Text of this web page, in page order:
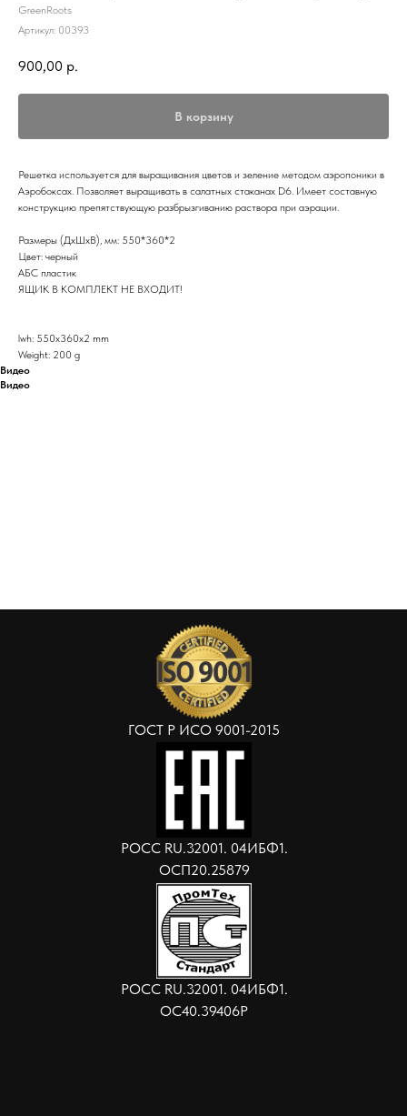
GreenRoots
Артикул: 00393
900,00 р.
В корзину
Решетка используется для выращивания цветов и зеление методом аэропоники в
Аэробоксах. Позволяет выращивать в салатных стаканах D6. Имеет составную
конструкцию препятствующую разбрызгиванию раствора при аэрации.
​​Размеры (ДхШхВ), мм: 550*360*2
Цвет: черный
АБС пластик
ЯЩИК В КОМПЛЕКТ НЕ ВХОДИТ!
lwh: 550x360x2 mm
Weight: 200 g
Видео
Видео
ГОСТ Р ИСО 9001-2015
РОСС RU.32001. 04ИБФ1.
ОСП20.25879
РОСС RU.32001. 04ИБФ1.
ОС40.39406Р